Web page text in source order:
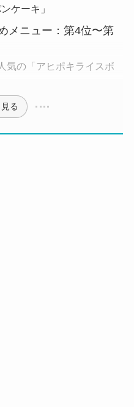
ケーキ」
メニュー：第4位〜第
気の「アヒポキライスボ
る